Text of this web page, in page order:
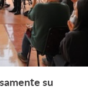
Leer Más +
su